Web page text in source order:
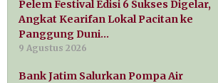
Pelem Festival Edisi 6 Sukses Digelar,
Angkat Kearifan Lokal Pacitan ke
Panggung Duni…
9 Agustus 2026
Bank Jatim Salurkan Pompa Air